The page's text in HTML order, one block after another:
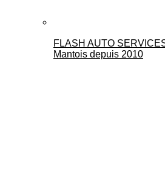
FLASH AUTO
Mantois depuis 2010